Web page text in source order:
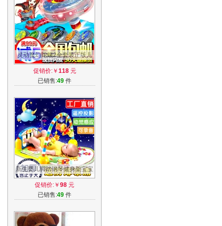
灵动魔幻陀螺2全套装正版儿
童梦幻拉线陀螺玩具二代焰天
火龙王
促销价:￥ 118元
已销售:49 件
新生婴儿脚踏钢琴健身架宝宝
音乐游戏毯早教玩具0-1岁3-6-
12个月
促销价:￥ 98 元
已销售:49 件